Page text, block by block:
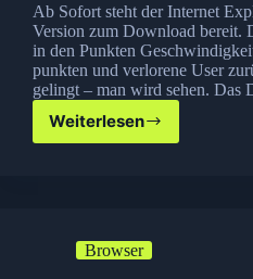
Ab Sofort steht der Internet
Version zum Download bereit.
in den Punkten
punkten und verlorene User
gelingt – man wird sehen.
Weiterlesen
Internet
Browser